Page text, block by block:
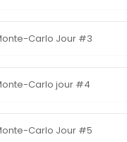
Carlo Jour #3
Carlo jour #4
Carlo Jour #5